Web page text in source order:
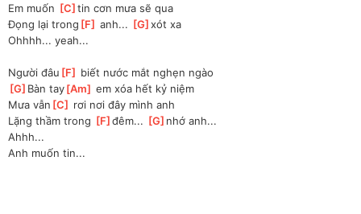
Em muốn [C ]tin cơn mưa sẽ qua
Đọng lại trong [F ] anh... [G ]
xót xa
Ohhhh... yeah...
Người đâu [F
biết nước mắt nghẹn ngào
[G ]Bàn tay[Am ] em xóa hết kỷ niệm
Mưa vẫn [C
rơi nơi đây mình anh
Lặng thầm trong [F ]
đêm... [G ]nhớ anh...
Ahhh...
Anh muốn tin...